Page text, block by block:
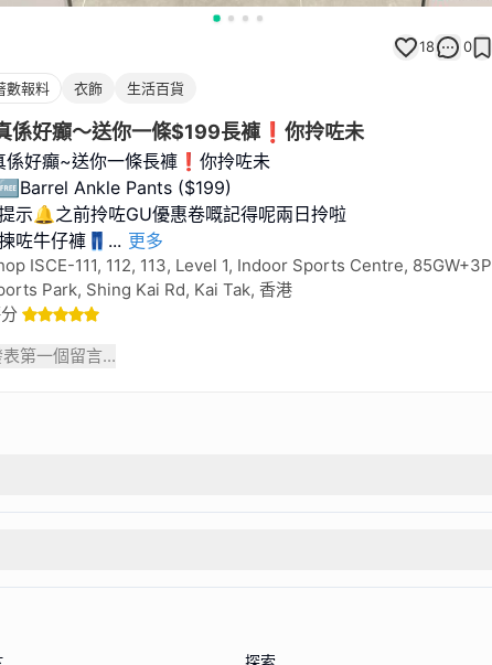
18 0
數報料 衣飾 生活百貨
係好癲～送你一條$199長褲❗️你拎咗未
係好癲~送你一條長褲❗️你拎咗未
Ankle Pants ($199)
示🔔之前拎咗GU優惠卷嘅記得呢兩日拎啦
咗牛仔褲👖 ... 更多
ISCE-111, 112, 113, Level 1, Indoor Sports Centre, 85GW+3P
Park, Shing Kai Rd, Kai Tak, 香港
第一個留言...
探索